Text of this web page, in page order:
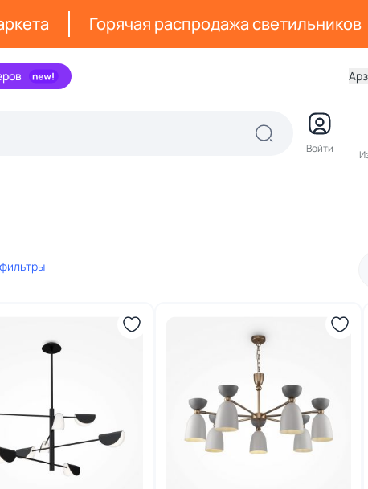
Горячая распродажа светильников
Войти